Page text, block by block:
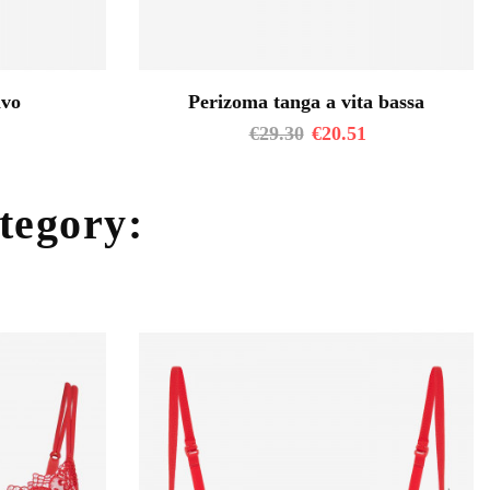
Perizoma tanga a vita bassa
€29.30 €20.51